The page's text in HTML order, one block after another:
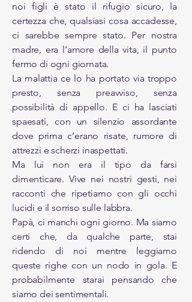
noi figli è stato il rifugio sicuro, la
certezza che, qualsiasi cosa accadesse,
ci sarebbe sempre stato. Per nostra
madre, era l’amore della vita, il punto
fermo di ogni giornata.
La malattia ce lo ha portato via troppo
presto, senza preavviso, senza
possibilità di appello. E ci ha lasciati
spaesati, con un silenzio assordante
dove prima c’erano risate, rumore di
attrezzi e scherzi inaspettati.
Ma lui non era il tipo da farsi
dimenticare. Vive nei nostri gesti, nei
racconti che ripetiamo con gli occhi
lucidi e il sorriso sulle labbra.
Papà, ci manchi ogni giorno. Ma siamo
certi che, da qualche parte, stai
ridendo di noi mentre leggiamo
queste righe con un nodo in gola. E
probabilmente starai pensando che
siamo dei sentimentali.